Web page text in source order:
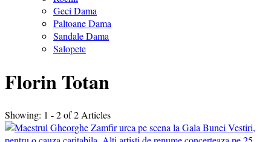
Geci Dama
Paltoane Dama
Sandale Dama
Salopete
Florin Totan
Showing: 1 - 2 of 2 Articles